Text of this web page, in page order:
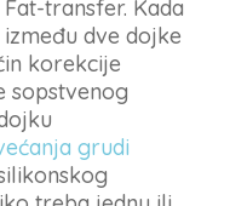
transfer. Kada
dve dojke
korekcije
sopstvenog
grudi